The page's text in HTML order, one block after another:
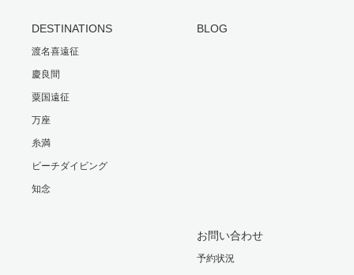
DESTINATIONS
渡名喜遠征
慶良間
粟国遠征
万座
糸満
ビーチダイビング
知念
BLOG
お問い合わせ
予約状況